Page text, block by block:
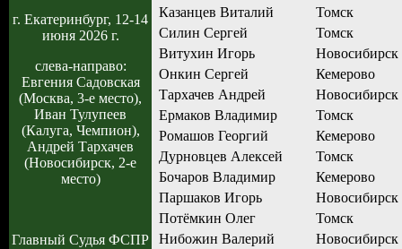
г. Екатеринбург, 12-14
июня 2026 г.
слева-направо:
Евгения Садовская
(Москва, 3-е место),
Иван Тулупеев
(Калуга, Чемпион),
Андрей Тархачев
(Новосибирск, 2-е
место)
Главный Судья ФСПР
Казанцев Виталий
Томск
Силин Сергей
Томск
Витухин Игорь
Новосибирск
Онкин Сергей
Кемерово
Тархачев Андрей
Новосибирск
Ермаков Владимир
Томск
Ромашов Георгий
Кемерово
Дурновцев Алексей
Томск
Бочаров Владимир
Кемерово
Паршаков Игорь
Новосибирск
Потёмкин Олег
Томск
Нибожин Валерий
Новосибирск